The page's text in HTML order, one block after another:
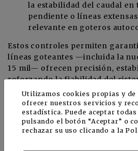
la estabilidad del caudal
pendiente o líneas
relevante en goteros
Estos controles permiten
líneas goteantes —incluida la
15 mil— ofrecen precisión,
reforzando la fiabilidad del
independientemente de las
del tipo de cultivo.
Utilizamos cookies propias y de
ofrecer nuestros servicios y
estadística. Puede aceptar
pulsando el botón “Aceptar” o
rechazar su uso clicando a la